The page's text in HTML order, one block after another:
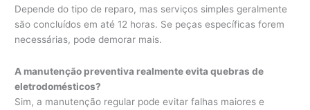
Depende do tipo de reparo, mas serviços simples geralmente
são concluídos em até 12 horas. Se peças específicas forem
necessárias, pode demorar mais.
A manutenção preventiva realmente evita quebras de
eletrodomésticos?
Sim, a manutenção regular pode evitar falhas maiores e